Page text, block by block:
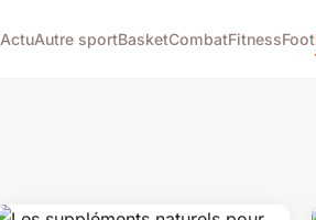
ActuAutre sportBasketCombatFitnessFoot